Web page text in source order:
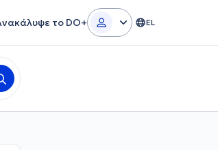
το DO+ EL